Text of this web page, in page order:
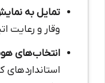
تمایل به
وقار و رعایت
انتخاب‌های